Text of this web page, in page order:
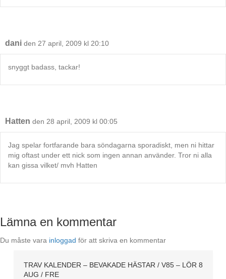
dani den 27 april, 2009 kl 20:10
snyggt badass, tackar!
Hatten den 28 april, 2009 kl 00:05
Jag spelar fortfarande bara söndagarna sporadiskt, men ni hittar
mig oftast under ett nick som ingen annan använder. Tror ni alla
kan gissa vilket/ mvh Hatten
Lämna en kommentar
Du måste vara inloggad för att skriva en kommentar
TRAV KALENDER – BEVAKADE HÄSTAR / V85 – LÖR 8
AUG / FRE